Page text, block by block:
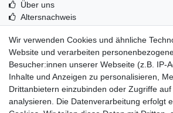
Über uns
Altersnachweis
Echtheit von Kundenbewertungen
Messer Info Forum
Messer schärfen
Messerhersteller
Stahltabelle
Wir verwenden Cookies und ähnliche
Website und verarbeiten
Besucher:innen unserer Webseite (z.B. IP-
Inhalte und Anzeigen zu personalisieren,
Drittanbietern einzubinden oder Zugriffe
analysieren. Die Datenverarbeitung erfolgt